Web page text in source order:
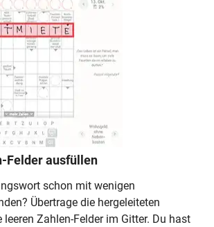
Felder ausfüllen
schon mit wenigen
Übertrage die hergeleiteten
Zahlen-Felder im Gitter. Du hast